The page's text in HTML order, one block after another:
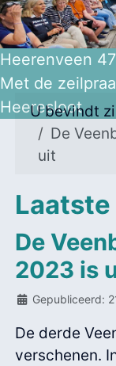
Heerenveen
Met de
Heeresloot
U bevindt
De
uit
De
2023 is
Details
Gepubliceerd:
De derde
verschenen.